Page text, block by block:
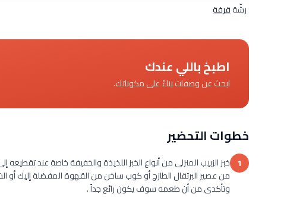
رشّةقرفة
اطبخ باللي عندك
ابحث عن وصفات بناءً على مكوناتك.
خطوات التحضير
1 خبز الزبيب المنزلى من أنواع الخبز اللذيذة والخفيفة خاصة عند
من عصير البرتقال الطازج أو كوب ساخن من القهوة المفضلة إليك أو
وتأكدى من أن طعمه سوف يكون رائع جداً .